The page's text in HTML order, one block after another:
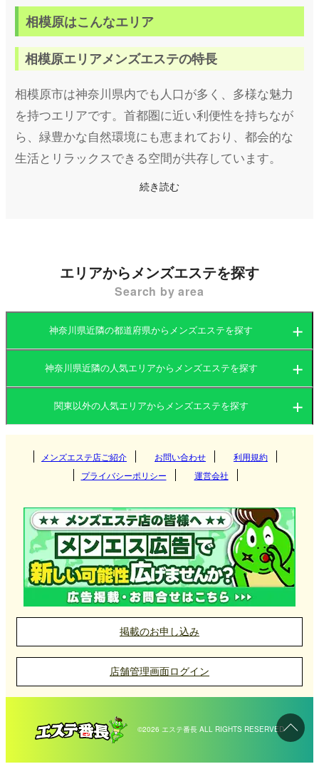
相模原はこんなエリア
相模原エリアメンズエステの特長
相模原市は神奈川県内でも人口が多く、多様な魅力
を持つエリアです。首都圏に近い利便性を持ちなが
ら、緑豊かな自然環境にも恵まれており、都会的な
生活とリラックスできる空間が共存しています。
相模原市は相模原駅や橋本駅を中心に栄えており、
リアは仕事帰りや休日にリフレッシュを求める人々
にとっても人気のある場所です。
そんな相模原市には、心身の疲れを癒やすメンズエ
ステ（メンエス）店が数多く存在しています。マン
ション型や店舗型のメンズエステをはじめ、派遣型
のサービスを提供するお店もあります。
特に駅周辺にはアクセスしやすい立地に店舗型のメ
ンズエステが集中しており、利用者にとって便利で
す。リラックス空間を重視したマンション型のお店
も、橋本エリアや相模原駅周辺で見つけることがで
施術内容はアロママッサージやリンパマッサージが
主流で、落ち着いた個室空間でリラクゼーション効
果を存分に体感できます。さらに、派遣型サービス
では、自宅やホテルで施術を受けることができるた
め、移動の手間を省いてリラックスしたい方にも好
評です。
相模原メンズエステ店の選び方
続き読む
エリアからメンズエステを探す
Search by area
神奈川県近隣の都道府県からメンズエステを探す
茨城県 群馬県
栃木県 東京都
神奈川県 千葉県
神奈川県近隣の人気エリアからメンズエステを探す
つくば
守谷
神栖
取手
土浦
群馬県
伊勢崎
太田
前橋
館林
宇都宮
那須塩原
栃木・佐野・足利
小山
東京都
新宿
府中
町田
中野
神奈川県
横浜
川崎
伊勢佐木長者町
武蔵小杉
千葉県
千葉
松戸
柏
船橋
埼玉県
浦和
越谷
関東以外の人気エリアからメンズエステを探す
関西
兵庫県 滋賀県
奈良県 和歌山県
愛知県 岐阜県
三重県 静岡県
北海道・東北
北海道 岩手県
秋田県 青森県
福島県
九州・沖縄
福岡県 大分県
長崎県 宮崎県
熊本県 鹿児島県
沖縄県 佐賀県
中国
山口県 鳥取県
島根県
北陸・甲信越
福井県 新潟県
長野県 山梨県
四国
愛媛県 香川県
高知県 徳島県
メンズエステ店ご紹介 お問い合わせ
利用規約
プライバシーポリシー
運営会社
掲載のお申し込み
店舗管理画面ログイン
©2026 エステ番長 ALL RIGHTS RESERVED